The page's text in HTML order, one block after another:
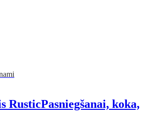
RusticPasniegšanai, koka,